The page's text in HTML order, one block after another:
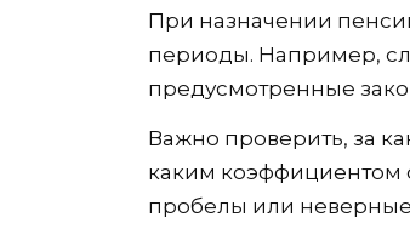
При назначении
периоды. Например,
предусмотренные
Важно проверить, за
каким коэффициентом
пробелы или